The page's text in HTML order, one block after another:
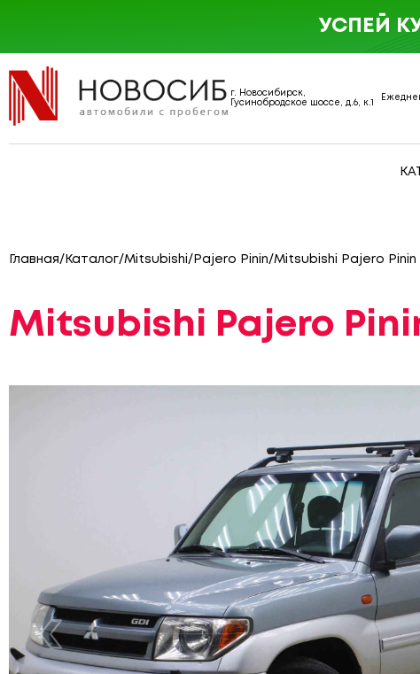
г. Новосибирск,
Гусинобродское шоссе, д.6, к.1
УСПЕЙ
Главная/ Каталог/Mitsubishi/ Pajero Pinin/Mitsubishi Pajero
Mitsubishi Pajero